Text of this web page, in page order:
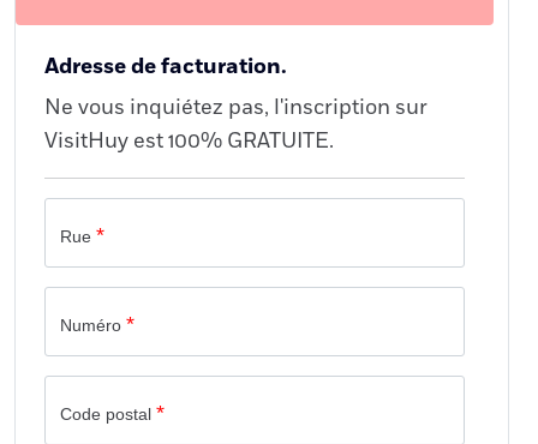
Adresse de facturation.
Ne vous inquiétez pas, l'inscription sur
VisitHuy est 100% GRATUITE.
Rue *
Numéro *
Code postal *